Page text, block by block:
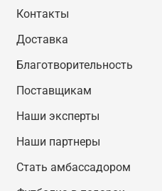
Контакты
Доставка
Благотворительность
Поставщикам
Наши эксперты
Наши партнеры
Стать амбассадором